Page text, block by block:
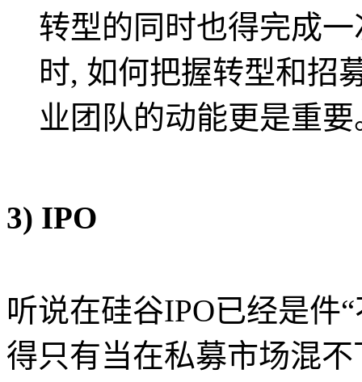
转型的同时也得完成
时, 如何把握转型和招
业团队的动能更是重要
3) IPO
听说在硅谷IPO已经是件
得只有当在私募市场混